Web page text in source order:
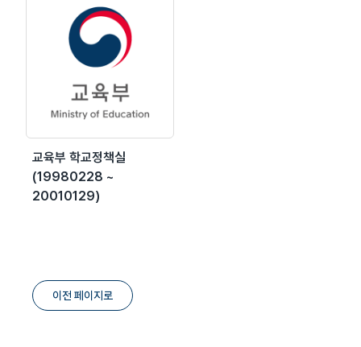
교육부 학교정책실
(19980228 ~
20010129)
이전 페이지로